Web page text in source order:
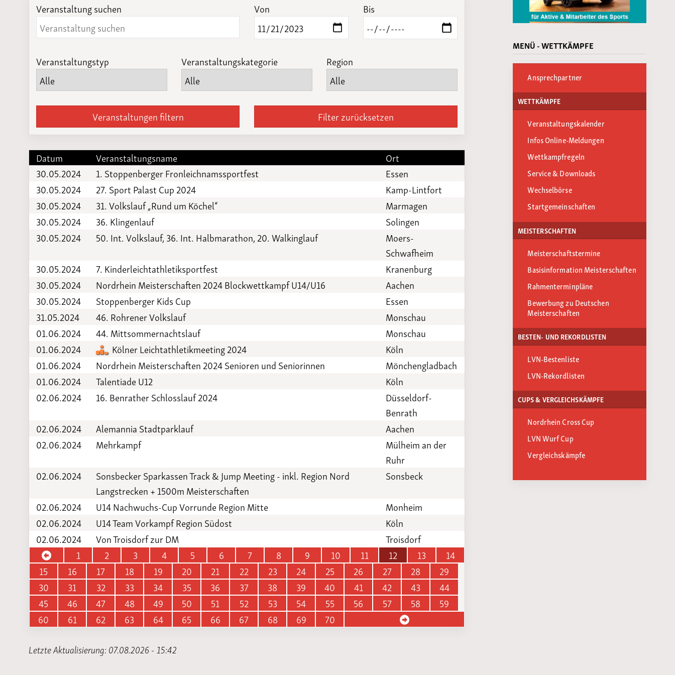
LSB-
Schutzkonzeptgenerator
Laufveranstaltertagungen
2023
Veranstaltung suchen Von Bis
Veranstaltungstyp Veranstaltungskategorie Region
Veranstaltungen filtern Filter zurücksetzen
Datum Veranstaltungsname
Ort
30.05.2024
1. Stoppenberger Fronleichnamssportfest
Essen
30.05.2024
27. Sport Palast Cup 2024
Kamp-Lintfort
30.05.2024
31. Volkslauf „Rund um Köchel“
Marmagen
30.05.2024
36. Klingenlauf
Solingen
30.05.2024
50. Int. Volkslauf, 36. Int. Halbmarathon, 20. Walkinglauf
Moers-
Schwafheim
30.05.2024
7. Kinderleichtathletiksportfest
Kranenburg
30.05.2024
Nordrhein Meisterschaften 2024 Blockwettkampf U14/U16
Aachen
30.05.2024
Stoppenberger Kids Cup
Essen
31.05.2024
46. Rohrener Volkslauf
Monschau
01.06.2024
44. Mittsommernachtslauf
Monschau
01.06.2024
Kölner Leichtathletikmeeting 2024
Köln
01.06.2024
Nordrhein Meisterschaften 2024 Senioren und Seniorinnen
Mönchengladbach
01.06.2024
Talentiade U12
Köln
02.06.2024
16. Benrather Schlosslauf 2024
Düsseldorf-
Benrath
02.06.2024
Alemannia Stadtparklauf
Aachen
02.06.2024
Mehrkampf
Mülheim an der
Ruhr
02.06.2024
Sonsbecker Sparkassen Track & Jump Meeting - inkl. Region Nord
Langstrecken + 1500m Meisterschaften
Sonsbeck
02.06.2024
U14 Nachwuchs-Cup Vorrunde Region Mitte
Monheim
02.06.2024
U14 Team Vorkampf Region Südost
Köln
02.06.2024
Von Troisdorf zur DM
Troisdorf
1
2 3 4 5 6 7 8 9 10 11 12 13
14
15
16 17 18 19 20 21 22 23 24 25 26 27 28
29
30
31 32 33 34 35 36 37 38 39 40 41 42 43
44
45
46 47 48 49 50 51 52 53 54 55 56 57 58
59
60
61 62 63 64 65 66 67 68 69
70
Letzte Aktualisierung: 07.08.2026 - 15:42
MENÜ - WETTKÄMPFE
Ansprechpartner
WETTKÄMPFE
Veranstaltungskalender
Infos Online-Meldungen
Wettkampfregeln
Service & Downloads
Wechselbörse
Startgemeinschaften
MEISTERSCHAFTEN
Meisterschaftstermine
Basisinformation Meisterschaften
Rahmenterminpläne
Bewerbung zu Deutschen
Meisterschaften
BESTEN- UND REKORDLISTEN
LVN-Bestenliste
LVN-Rekordlisten
CUPS & VERGLEICHSKÄMPFE
Nordrhein Cross Cup
LVN Wurf Cup
Vergleichskämpfe